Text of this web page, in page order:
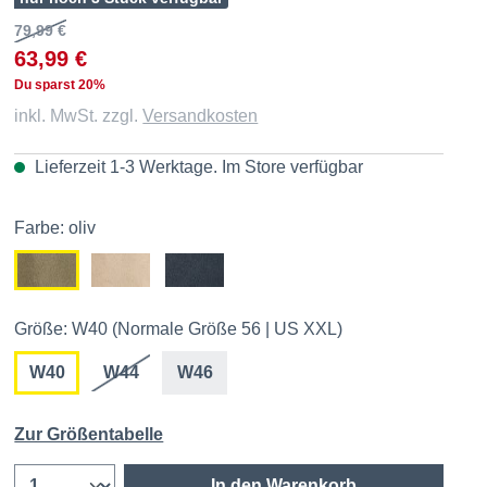
79,99 €
63,99 €
Du sparst 20%
inkl. MwSt. zzgl.Versandkosten
Lieferzeit 1-3 Werktage. Im Store verfügbar
Farbe: oliv
Größe: W40 (Normale Größe 56 | US XXL)
W40 W44 W46
Zur Größentabelle